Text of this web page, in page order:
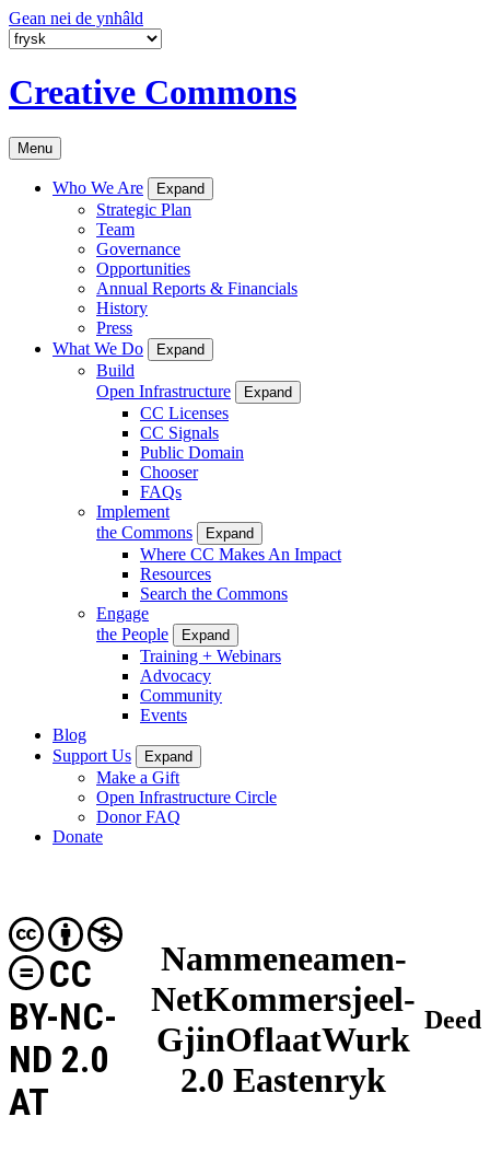
Gean nei de ynhâld
Creative Commons
Menu
Who We Are Expand
Strategic Plan
Team
Governance
Opportunities
Annual Reports & Financials
History
Press
What We Do
Expand
Build
Open Infrastructure
Expand
CC Licenses
CC Signals
Public Domain
Chooser
FAQs
Implement
the Commons
Expand
Where CC Makes An Impact
Resources
Search the Commons
Engage
the People
Expand
Training + Webinars
Advocacy
Community
Events
Blog
Support Us
Expand
Make a Gift
Open Infrastructure Circle
Donor FAQ
Donate
Nammeneamen-
NetKommersjeel-
GjinOflaatWurk
2.0 Eastenryk
CC
BY-NC-
ND 2.0
AT
Deed